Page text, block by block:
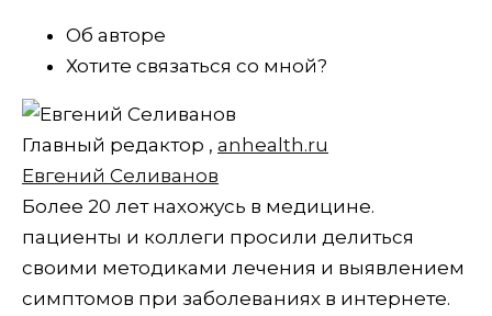
Об авторе
Хотите связаться со мной?
Главный редактор , anhealth.ru
Евгений Селиванов
Более 20 лет нахожусь в медицине.
пациенты и коллеги просили делиться
своими методиками лечения и выявлением
симптомов при заболеваниях в интернете.